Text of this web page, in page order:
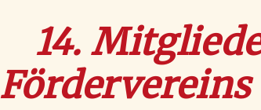
14.
Fördervereins